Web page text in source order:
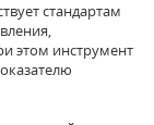
стандартам
этом инструмент